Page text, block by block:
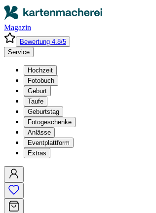
Magazin
Bewertung 4.8/5
Service
Hochzeit
Fotobuch
Geburt
Taufe
Geburtstag
Fotogeschenke
Anlässe
Eventplattform
Extras